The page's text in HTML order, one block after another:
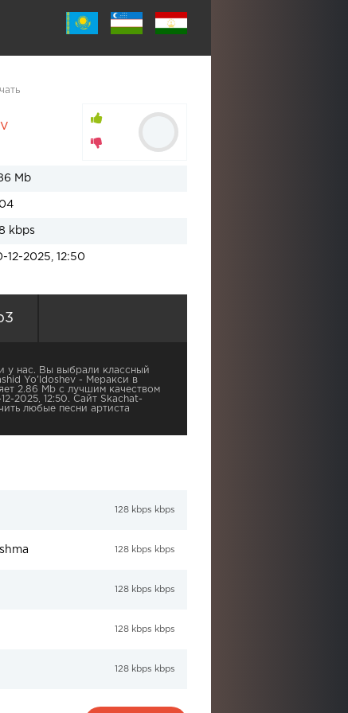
Mb
kbps
12-2025, 12:50
у нас. Вы выбрали классный
Yo'ldoshev - Меракси в
2.86 Mb с лучшим качеством
2025, 12:50. Сайт Skachat-
любые песни артиста
128 kbps kbps
128 kbps kbps
128 kbps kbps
128 kbps kbps
128 kbps kbps